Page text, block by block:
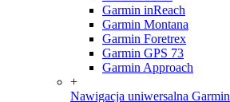
Garmin inReach
Garmin Montana
Garmin Foretrex
Garmin GPS 73
Garmin Approach
+
Nawigacja uniwersalna Garmin